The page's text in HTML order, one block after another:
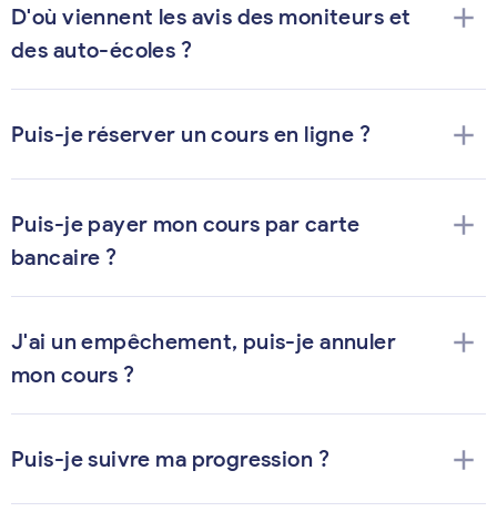
D'où viennent les avis des moniteurs et
des auto-écoles ?
add
Puis-je réserver un cours en ligne ? add
Puis-je payer mon cours par carte
bancaire ?
add
J'ai un empêchement, puis-je annuler
mon cours ?
add
Puis-je suivre ma progression ? add